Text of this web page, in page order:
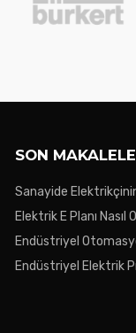
SON
Sanayide
Elektrik E Planı Nasıl
Endüstriyel
Trendler
Endüstriyel Elektrik